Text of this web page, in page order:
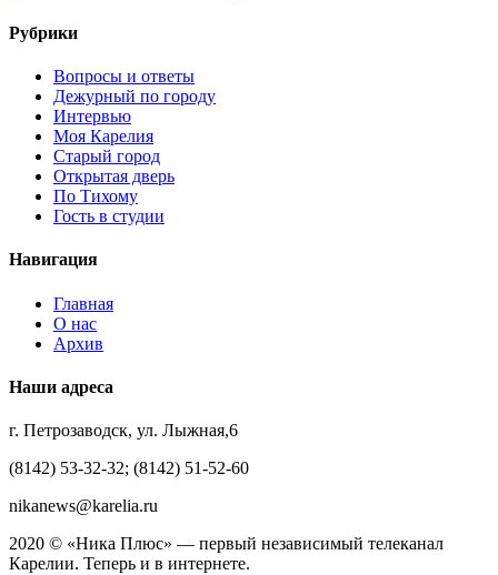
Рубрики
Вопросы и ответы
Дежурный по городу
Интервью
Моя Карелия
Старый город
Открытая дверь
По Тихому
Гость в студии
Навигация
Главная
О нас
Архив
Наши адреса
г. Петрозаводск, ул. Лыжная,6
(8142) 53-32-32; (8142) 51-52-60
nikanews@karelia.ru
2020 © «Ника Плюс» — первый независимый телеканал
Карелии. Теперь и в интернете.